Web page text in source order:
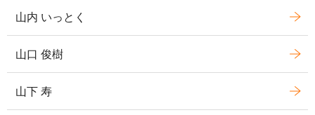
山内 いっとく
山口 俊樹
山下 寿